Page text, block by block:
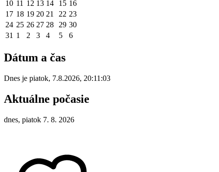
10 11 12 13 14 15 16
17 18 19 20 21 22 23
24 25 26 27 28 29 30
31 1 2 3 4 5 6
Dátum a čas
Dnes je piatok, 7.8.2026, 20:11:03
Aktuálne počasie
dnes, piatok 7. 8. 2026